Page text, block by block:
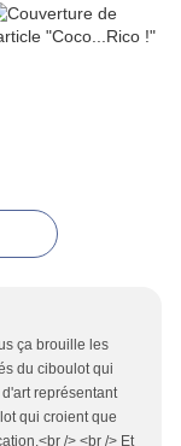
ça brouille les
du ciboulot qui
représentant
qui croient que
/> <br /> Et